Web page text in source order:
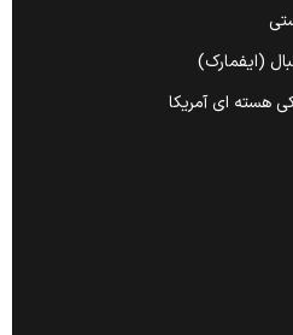
(ایفمارک)
هسته ای آمریکا